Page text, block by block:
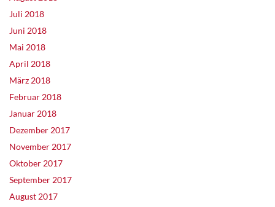
Juli 2018
Juni 2018
Mai 2018
April 2018
März 2018
Februar 2018
Januar 2018
Dezember 2017
November 2017
Oktober 2017
September 2017
August 2017